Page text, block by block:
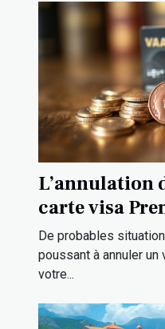
L’annulation
carte visa
possible ?
De probables
poussant à annuler
votre...